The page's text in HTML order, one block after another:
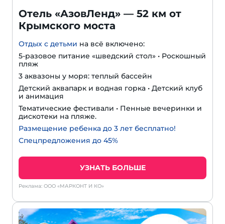
Отель «АзовЛенд» — 52 км от
Крымского моста
Отдых с детьми на всё включено:
5-разовое питание «шведский стол» • Роскошный
пляж
3 аквазоны у моря: теплый бассейн
Детский аквапарк и водная горка • Детский клуб
и анимация
Тематические фестивали • Пенные вечеринки и
дискотеки на пляже.
Размещение ребенка до 3 лет бесплатно!
Спецпредложения до 45%
УЗНАТЬ БОЛЬШЕ
Реклама: ООО «МАРКОНТ И КО»